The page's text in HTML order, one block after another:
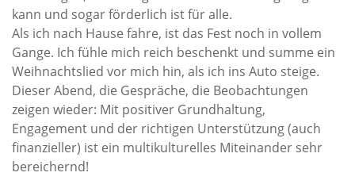
kann und sogar förderlich ist für alle.
Als ich nach Hause fahre, ist das Fest noch in vollem
Gange. Ich fühle mich reich beschenkt und summe ein
Weihnachtslied vor mich hin, als ich ins Auto steige.
Dieser Abend, die Gespräche, die Beobachtungen
zeigen wieder: Mit positiver Grundhaltung,
Engagement und der richtigen Unterstützung (auch
finanzieller) ist ein multikulturelles Miteinander sehr
bereichernd!